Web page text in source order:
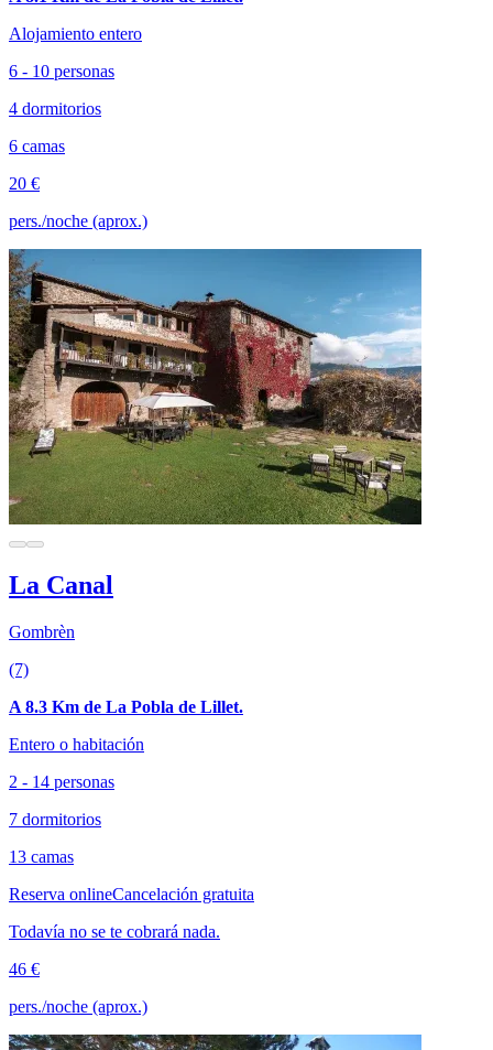
Alojamiento entero
6 - 10 personas
4 dormitorios
6 camas
20 €
pers./noche (aprox.)
La Canal
Gombrèn
(7)
A 8.3 Km de La Pobla de Lillet.
Entero o habitación
2 - 14 personas
7 dormitorios
13 camas
Reserva onlineCancelación gratuita
Todavía no se te cobrará nada.
46 €
pers./noche (aprox.)